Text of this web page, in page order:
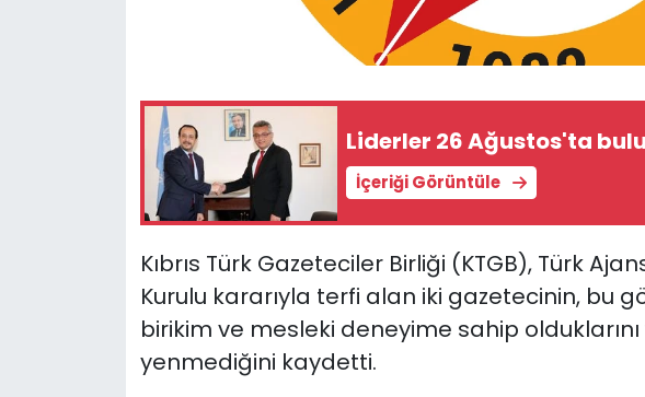
Liderler 26 Ağustos'ta
İçeriği Görüntüle
Kıbrıs Türk Gazeteciler Birliği (KTGB), Türk
Kurulu kararıyla terfi alan iki gazetecinin, bu
birikim ve mesleki deneyime sahip olduklarını
yenmediğini kaydetti.
TÜRKiYE
Video Galeri